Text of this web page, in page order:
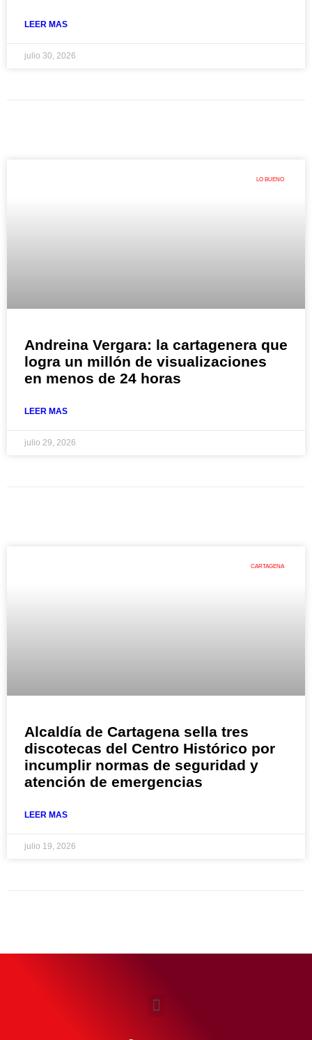
LEER MAS
julio 30, 2026
LO BUENO
Andreina Vergara: la cartagenera que
logra un millón de visualizaciones
en menos de 24 horas
LEER MAS
julio 29, 2026
CARTAGENA
Alcaldía de Cartagena sella tres
discotecas del Centro Histórico por
incumplir normas de seguridad y
atención de emergencias
LEER MAS
julio 19, 2026